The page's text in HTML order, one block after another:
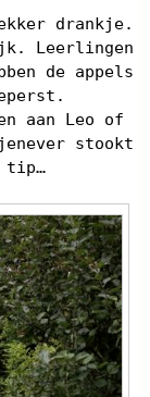
drankje.
Leerlingen
de appels
aan Leo of
stookt
tip…